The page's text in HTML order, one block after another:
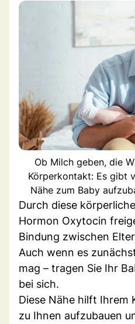
Ob Milch geben, die
Körperkontakt: Es gibt
Nähe zum Baby
Durch diese
Hormon Oxytocin
Bindung zwischen
Auch wenn es
mag – tragen Sie Ihr
bei sich.
Diese Nähe hilft Ihrem
zu Ihnen aufzubauen